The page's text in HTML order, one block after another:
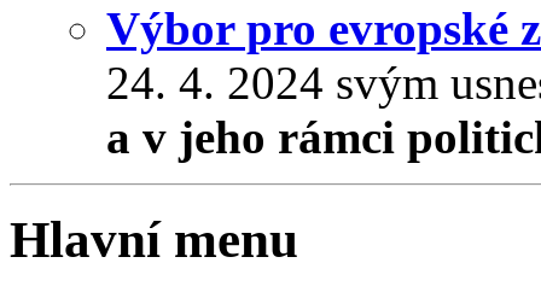
Výbor pro evropské
24. 4. 2024 svým
a v jeho rámci
Hlavní menu